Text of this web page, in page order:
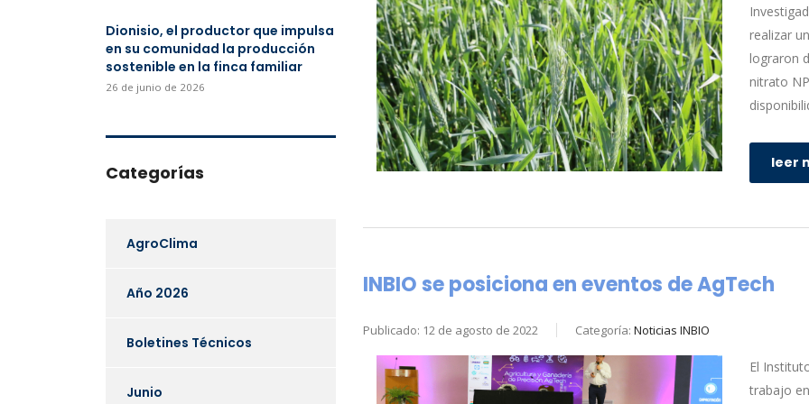
realizar
lograron
nitrato
leer
INBIO se posiciona en eventos de AgTech
Publicado: 12 de agosto de 2022 Categoría: Noticias INBIO
El
trabajo
Dionisio, el productor que impulsa
en su comunidad la producción
sostenible en la finca familiar
26 de junio de 2026
Categorías
AgroClima
Año 2026
Boletines Técnicos
Junio